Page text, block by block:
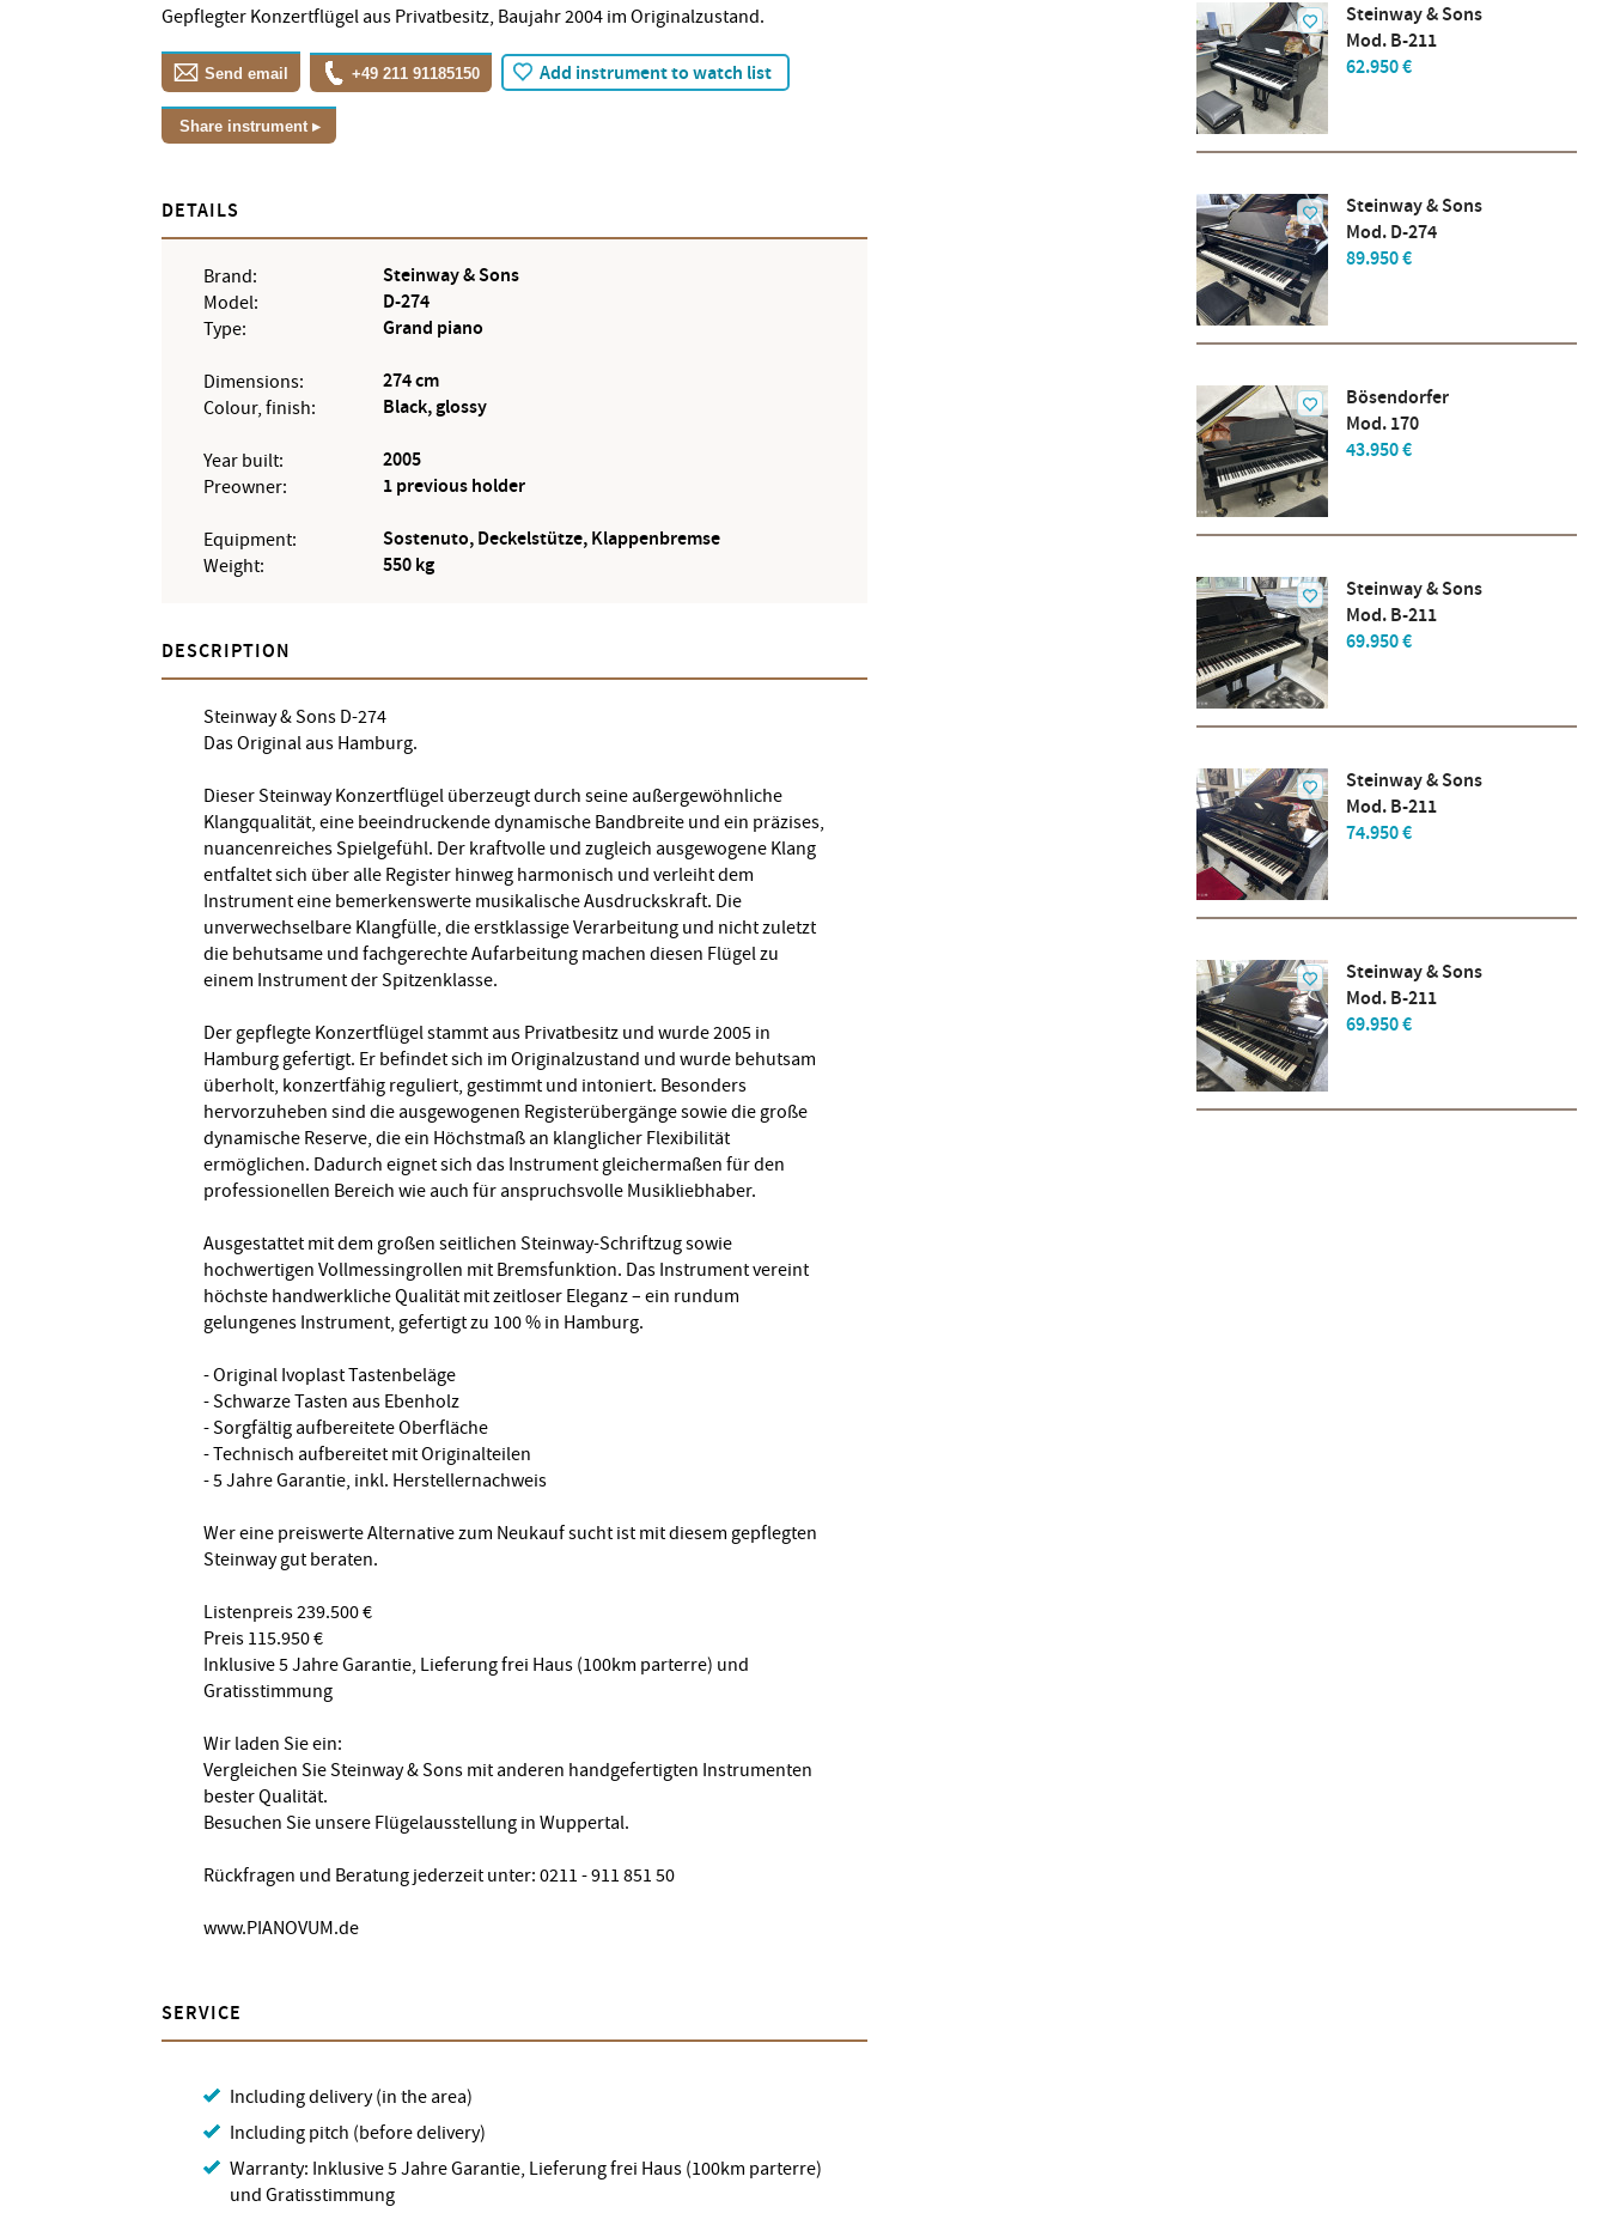
Gepflegter Konzertflügel aus Privatbesitz, Baujahr 2004 im Originalzustand.
Send email +49 211 91185150 Add instrument to watch list
Share instrument
DETAILS
Brand: Steinway & Sons
Model: D-274
Type: Grand piano
Dimensions: 274 cm
Colour, finish: Black, glossy
Year built: 2005
Preowner: 1 previous holder
Equipment: Sostenuto, Deckelstütze, Klappenbremse
Weight: 550 kg
DESCRIPTION
Steinway & Sons D-274
Das Original aus Hamburg.
Dieser Steinway Konzertflügel überzeugt durch seine außergewöhnliche
Klangqualität, eine beeindruckende dynamische Bandbreite und ein präzises,
nuancenreiches Spielgefühl. Der kraftvolle und zugleich ausgewogene Klang
entfaltet sich über alle Register hinweg harmonisch und verleiht dem
Instrument eine bemerkenswerte musikalische Ausdruckskraft. Die
unverwechselbare Klangfülle, die erstklassige Verarbeitung und nicht zuletzt
die behutsame und fachgerechte Aufarbeitung machen diesen Flügel zu
einem Instrument der Spitzenklasse.
Der gepflegte Konzertflügel stammt aus Privatbesitz und wurde 2005 in
Hamburg gefertigt. Er befindet sich im Originalzustand und wurde behutsam
überholt, konzertfähig reguliert, gestimmt und intoniert. Besonders
hervorzuheben sind die ausgewogenen Registerübergänge sowie die große
dynamische Reserve, die ein Höchstmaß an klanglicher Flexibilität
ermöglichen. Dadurch eignet sich das Instrument gleichermaßen für den
professionellen Bereich wie auch für anspruchsvolle Musikliebhaber.
Ausgestattet mit dem großen seitlichen Steinway-Schriftzug sowie
hochwertigen Vollmessingrollen mit Bremsfunktion. Das Instrument vereint
höchste handwerkliche Qualität mit zeitloser Eleganz – ein rundum
gelungenes Instrument, gefertigt zu 100 % in Hamburg.
- Original Ivoplast Tastenbeläge
- Schwarze Tasten aus Ebenholz
- Sorgfältig aufbereitete Oberfläche
- Technisch aufbereitet mit Originalteilen
- 5 Jahre Garantie, inkl. Herstellernachweis
Wer eine preiswerte Alternative zum Neukauf sucht ist mit diesem gepflegten
Steinway gut beraten.
Listenpreis 239.500 €
Preis 115.950 €
Inklusive 5 Jahre Garantie, Lieferung frei Haus (100km parterre) und
Gratisstimmung
Wir laden Sie ein:
Vergleichen Sie Steinway & Sons mit anderen handgefertigten Instrumenten
bester Qualität.
Besuchen Sie unsere Flügelausstellung in Wuppertal.
Rückfragen und Beratung jederzeit unter: 0211 - 911 851 50
www.PIANOVUM.de
SERVICE
Including delivery (in the area)
Including pitch (before delivery)
Warranty: Inklusive 5 Jahre Garantie, Lieferung frei Haus (100km parterre)
und Gratisstimmung
Steinway & Sons
Mod. B-211
62.950 €
Steinway & Sons
Mod. D-274
89.950 €
Bösendorfer
Mod. 170
43.950 €
Steinway & Sons
Mod. B-211
69.950 €
Steinway & Sons
Mod. B-211
74.950 €
Steinway & Sons
Mod. B-211
69.950 €